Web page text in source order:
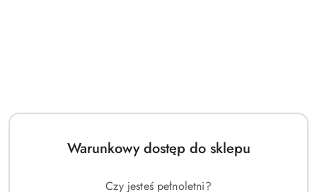
Warunkowy dostęp do sklepu
Czy jesteś pełnoletni?